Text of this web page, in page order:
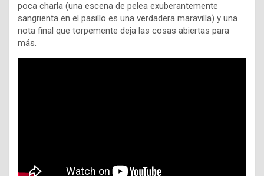
poca charla (una escena de pelea exuberantemente
sangrienta en el pasillo es una verdadera maravilla) y una
nota final que torpemente deja las cosas abiertas para
más.